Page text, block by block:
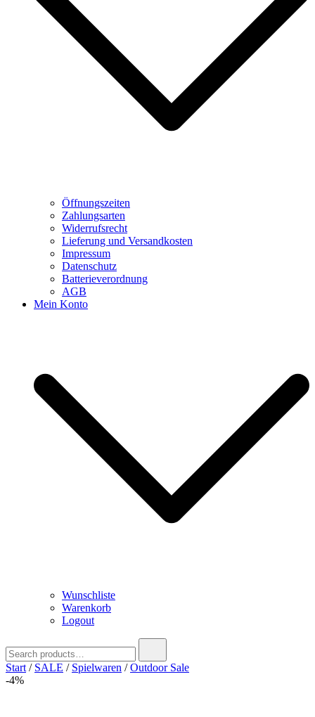
Öffnungszeiten
Zahlungsarten
Widerrufsrecht
Lieferung und Versandkosten
Impressum
Datenschutz
Batterieverordnung
AGB
Mein Konto
Wunschliste
Warenkorb
Logout
for:
Start / SALE / Spielwaren /Outdoor Sale
-4%